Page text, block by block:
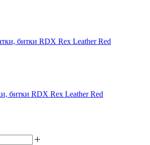
битки RDX Rex Leather Red